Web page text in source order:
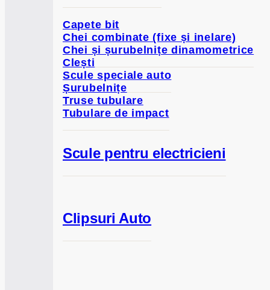
Capete bit
Chei combinate (fixe și inelare)
Chei și șurubelnițe dinamometrice
Clești
Scule speciale auto
Șurubelnițe
Truse tubulare
Tubulare de impact
Scule pentru electricieni
Clipsuri Auto